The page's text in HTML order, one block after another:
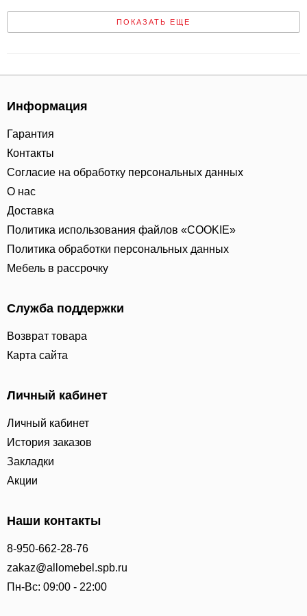
ПОКАЗАТЬ ЕЩЕ
Информация
Гарантия
Контакты
Согласие на обработку персональных данных
О нас
Доставка
Политика использования файлов «COOKIE»
Политика обработки персональных данных
Мебель в рассрочку
Служба поддержки
Возврат товара
Карта сайта
Личный кабинет
Личный кабинет
История заказов
Закладки
Акции
Наши контакты
8-950-662-28-76
zakaz@allomebel.spb.ru
Пн-Вс: 09:00 - 22:00